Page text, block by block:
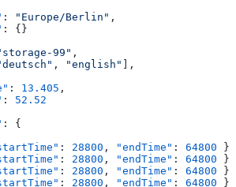
: "Europe/Berlin" ,
: {}
99" ,
, "english" ],
: 13.405 ,
: 52.52
: {
: 28800 , "endTime" : 64800
: 28800 , "endTime" : 64800
: 28800 , "endTime" : 64800
: 28800 , "endTime" : 64800